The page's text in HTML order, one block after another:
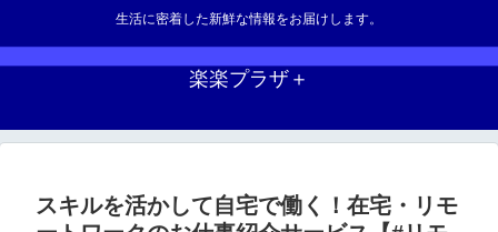
生活に密着した新鮮な情報をお届けします。
楽楽プラザ＋
スキルを活かして自宅で働く！在宅・リモ